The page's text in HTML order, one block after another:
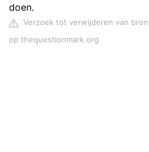
doen.
Verzoek tot verwijderen van bron
op thequestionmark.org